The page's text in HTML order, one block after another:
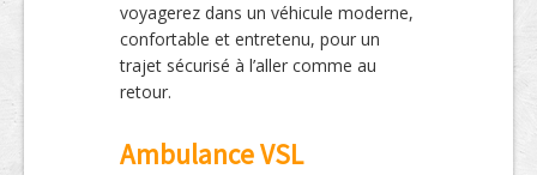
voyagerez dans un véhicule moderne,
confortable et entretenu, pour un
trajet sécurisé à l’aller comme au
retour.
Ambulance VSL